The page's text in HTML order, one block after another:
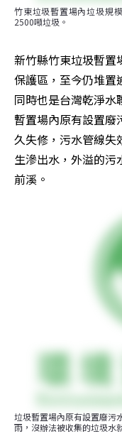
竹東垃圾暫置場內垃圾規
2500噸垃圾。
新竹縣竹東垃圾暫置
保護區，至今仍堆置
同時也是台灣乾淨水
暫置場內原有設置廢
久失修，污水管線失
生滲出水，外溢的
前溪。
垃圾暫置場內原有設置廢污
雨，沒辦法被收集的垃圾水